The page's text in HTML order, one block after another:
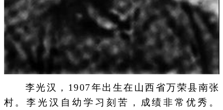
李光汉，1907年出生在山西省万荣县南张
村。李光汉自幼学习刻苦，成绩非常优秀。